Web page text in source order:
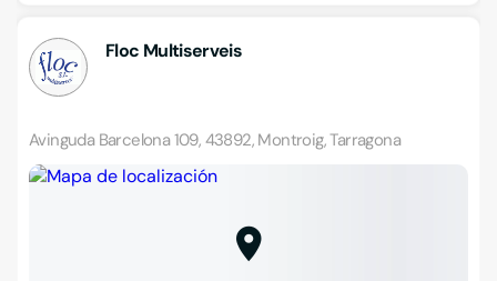
Floc Multiserveis
Avinguda Barcelona 109, 43892, Montroig, Tarragona